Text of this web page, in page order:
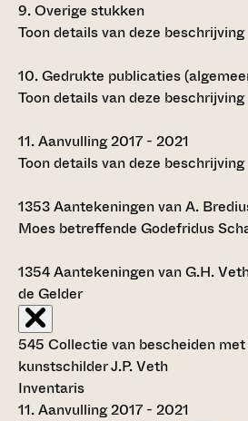
9.Overige stukken
Toon details van deze beschrijving
10.Gedrukte publicaties
Toon details van deze beschrijving
11.Aanvulling 2017 - 2021
Toon details van deze beschrijving
1353Aantekeningen van A.
Moes betreffende Godefridus
1354Aantekeningen van G.H.
de Gelder
545 Collectie van bescheiden
kunstschilder J.P. Veth
Inventaris
11. Aanvulling 2017 - 2021